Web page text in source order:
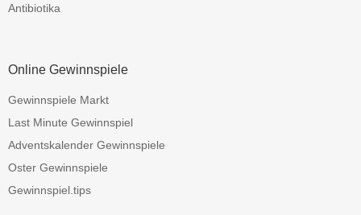
Antibiotika
Online Gewinnspiele
Gewinnspiele Markt
Last Minute Gewinnspiel
Adventskalender Gewinnspiele
Oster Gewinnspiele
Gewinnspiel.tips